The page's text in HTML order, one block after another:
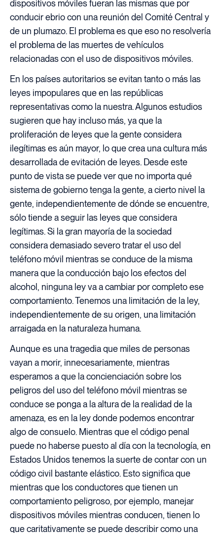
dispositivos móviles fueran las mismas que por
conducir ebrio con una reunión del Comité Central y
de un plumazo. El problema es que eso no resolvería
el problema de las muertes de vehículos
relacionadas con el uso de dispositivos móviles.
En los países autoritarios se evitan tanto o más las
leyes impopulares que en las repúblicas
representativas como la nuestra. Algunos estudios
sugieren que hay incluso más, ya que la
proliferación de leyes que la gente considera
ilegítimas es aún mayor, lo que crea una cultura más
desarrollada de evitación de leyes. Desde este
punto de vista se puede ver que no importa qué
sistema de gobierno tenga la gente, a cierto nivel la
gente, independientemente de dónde se encuentre,
sólo tiende a seguir las leyes que considera
legítimas. Si la gran mayoría de la sociedad
considera demasiado severo tratar el uso del
teléfono móvil mientras se conduce de la misma
manera que la conducción bajo los efectos del
alcohol, ninguna ley va a cambiar por completo ese
comportamiento. Tenemos una limitación de la ley,
independientemente de su origen, una limitación
arraigada en la naturaleza humana.
Aunque es una tragedia que miles de personas
vayan a morir, innecesariamente, mientras
esperamos a que la concienciación sobre los
peligros del uso del teléfono móvil mientras se
conduce se ponga a la altura de la realidad de la
amenaza, es en la ley donde podemos encontrar
algo de consuelo. Mientras que el código penal
puede no haberse puesto al día con la tecnología, en
Estados Unidos tenemos la suerte de contar con un
código civil bastante elástico. Esto significa que
mientras que los conductores que tienen un
comportamiento peligroso, por ejemplo, manejar
dispositivos móviles mientras conducen, tienen lo
que caritativamente se puede describir como una